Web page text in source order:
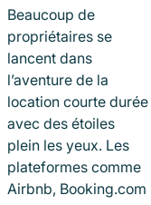
Beaucoup de
propriétaires se
lancent dans
l’aventure de la
location courte durée
avec des étoiles
plein les yeux. Les
plateformes comme
Airbnb, Booking.com